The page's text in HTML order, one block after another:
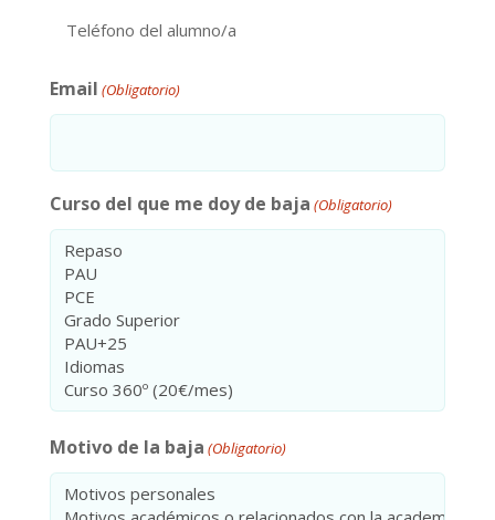
Teléfono del alumno/a
Email (Obligatorio)
Curso del que me doy de baja (Obligatorio)
Motivo de la baja (Obligatorio)